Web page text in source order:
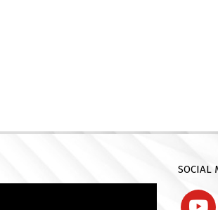
SOCIAL